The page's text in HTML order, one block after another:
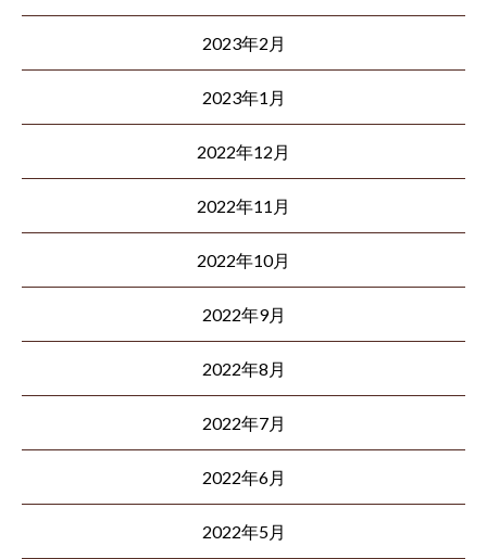
2023年2月
2023年1月
2022年12月
2022年11月
2022年10月
2022年9月
2022年8月
2022年7月
2022年6月
2022年5月